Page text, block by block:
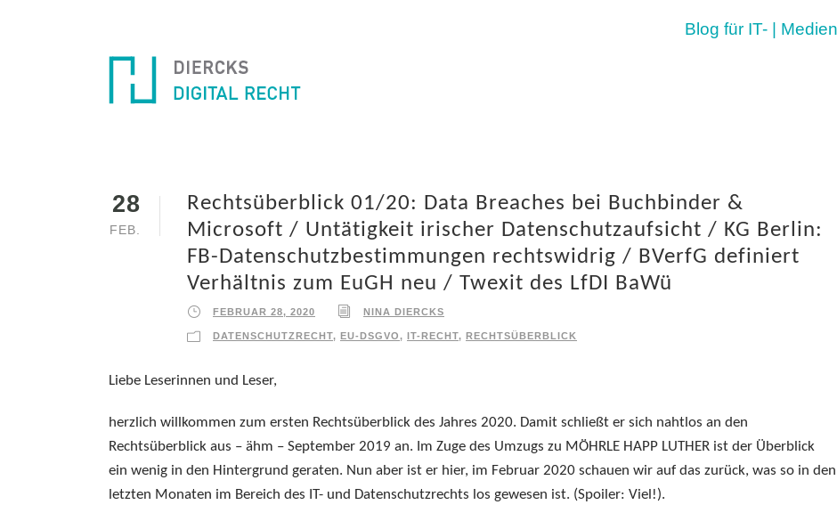
Blog für IT- |
28
FEB.
Rechtsüberblick 01/20: Data Breaches bei Buchbinder &
Microsoft / Untätigkeit irischer Datenschutzaufsicht / KG Berlin:
FB-Datenschutzbestimmungen rechtswidrig / BVerfG definiert
Verhältnis zum EuGH neu / Twexit des LfDI BaWü
FEBRUAR 28, 2020 NINA DIERCKS
DATENSCHUTZRECHT, EU-DSGVO, IT-RECHT, RECHTSÜBERBLICK
Liebe Leserinnen und Leser,
herzlich willkommen zum ersten Rechtsüberblick des Jahres 2020. Damit schließt er sich nahtlos an den
Rechtsüberblick aus – ähm – September 2019 an. Im Zuge des Umzugs zu MÖHRLE HAPP LUTHER ist der Überblick
ein wenig in den Hintergrund geraten. Nun aber ist er hier, im Februar 2020 schauen wir auf das zurück, was so in den
letzten Monaten im Bereich des IT- und Datenschutzrechts los gewesen ist. (Spoiler: Viel!).